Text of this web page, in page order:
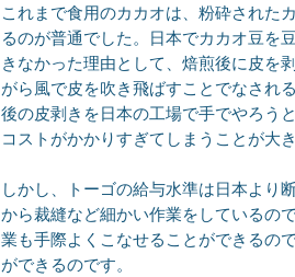
これまで食用のカカオは、粉砕された
るのが普通でした。日本でカカオ豆を
きなかった理由として、焙煎後に皮を
がら風で皮を吹き飛ばすことでなされ
後の皮剥きを日本の工場で手でやろう
コストがかかりすぎてしまうことが大
しかし、トーゴの給与水準は日本より
から裁縫など細かい作業をしているの
業も手際よくこなせることができるの
ができるのです。